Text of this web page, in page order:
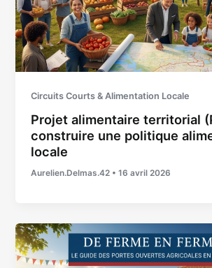
Circuits Courts & Alimentation Locale
Projet alimentaire territorial
construire une politique
locale
Aurelien.Delmas.42 •16 avril 2026